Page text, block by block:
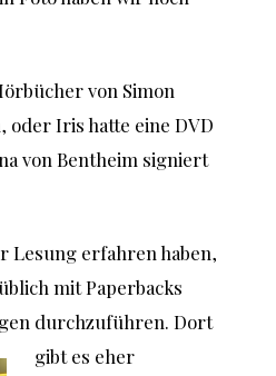
von Simon
oder Iris hatte eine DVD
von Bentheim signiert
Lesung erfahren haben,
mit Paperbacks
durchzuführen. Dort
gibt es eher